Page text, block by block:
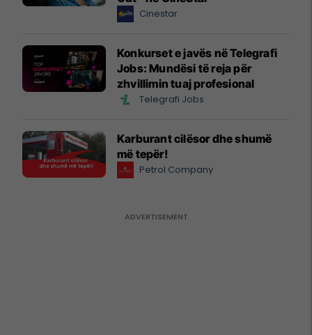
Cinestar
Konkurset e javës në Telegrafi
Jobs: Mundësi të reja për
zhvillimin tuaj profesional
Telegrafi Jobs
Karburant cilësor dhe shumë
më tepër!
Petrol Company